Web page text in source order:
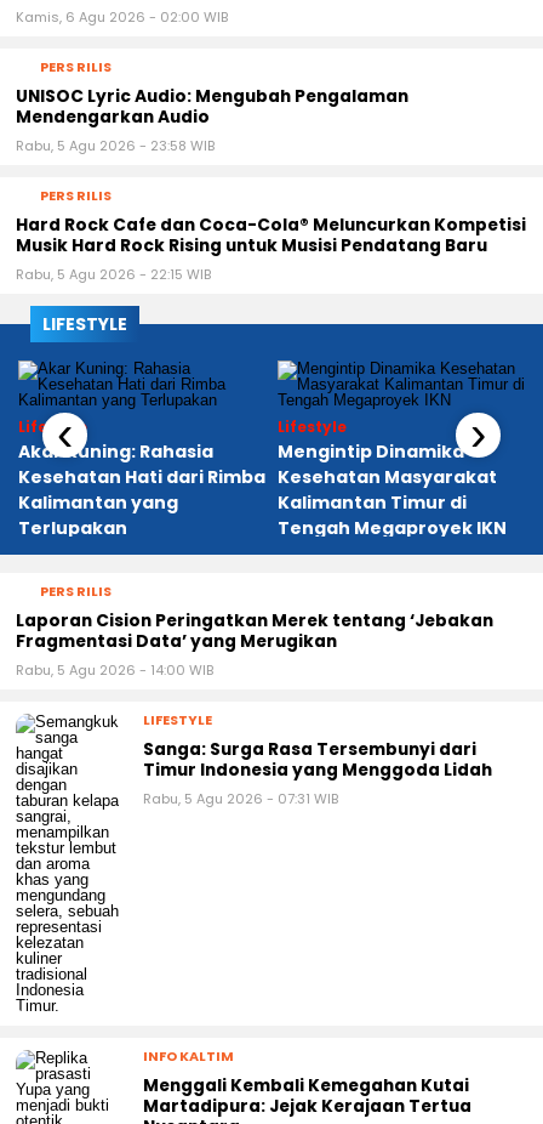
Kamis, 6 Agu 2026 - 02:00 WIB
PERS RILIS
UNISOC Lyric Audio: Mengubah Pengalaman
Mendengarkan Audio
Rabu, 5 Agu 2026 - 23:58 WIB
PERS RILIS
Hard Rock Cafe dan Coca-Cola® Meluncurkan Kompetisi
Musik Hard Rock Rising untuk Musisi Pendatang Baru
Rabu, 5 Agu 2026 - 22:15 WIB
LIFESTYLE
Lifestyle
Akar Kuning: Rahasia
Kesehatan Hati dari Rimba
Kalimantan yang
Terlupakan
Lifestyle
Mengintip Dinamika
Kesehatan Masyarakat
Kalimantan Timur di
Tengah Megaproyek IKN
‹ ›
PERS RILIS
Laporan Cision Peringatkan Merek tentang ‘Jebakan
Fragmentasi Data’ yang Merugikan
Rabu, 5 Agu 2026 - 14:00 WIB
LIFESTYLE
Sanga: Surga Rasa Tersembunyi dari
Timur Indonesia yang Menggoda Lidah
Rabu, 5 Agu 2026 - 07:31 WIB
INFO KALTIM
Menggali Kembali Kemegahan Kutai
Martadipura: Jejak Kerajaan Tertua